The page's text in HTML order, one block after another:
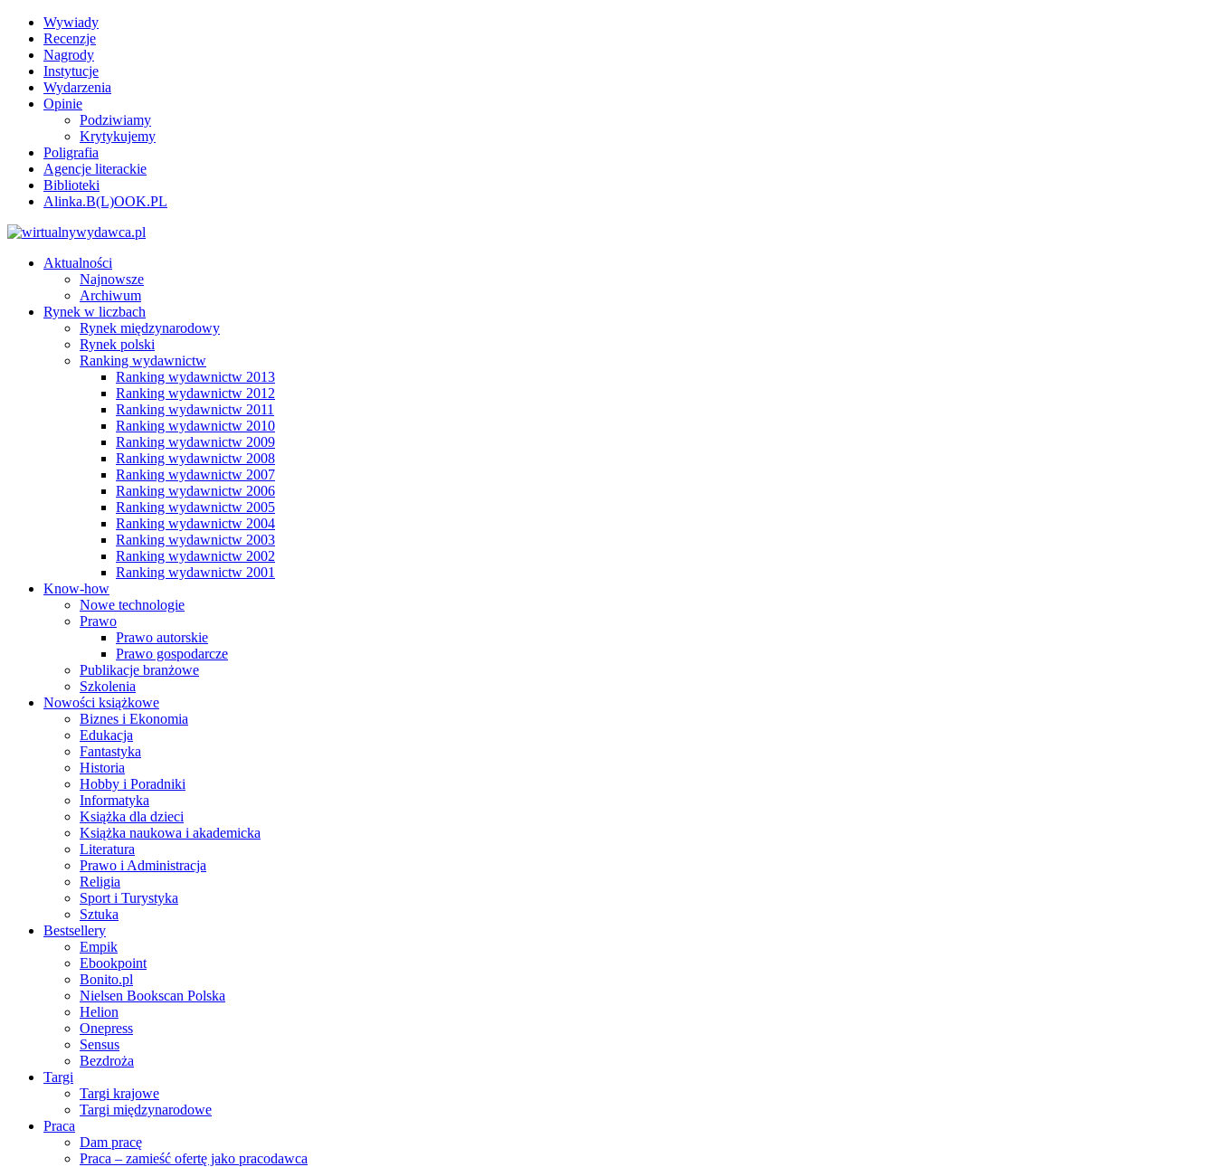
Wywiady
Recenzje
Nagrody
Instytucje
Wydarzenia
Opinie
Podziwiamy
Krytykujemy
Poligrafia
Agencje literackie
Biblioteki
Alinka.B(L)OOK.PL
Aktualności
Najnowsze
Archiwum
Rynek w liczbach
Rynek międzynarodowy
Rynek polski
Ranking wydawnictw
Ranking wydawnictw 2013
Ranking wydawnictw 2012
Ranking wydawnictw 2011
Ranking wydawnictw 2010
Ranking wydawnictw 2009
Ranking wydawnictw 2008
Ranking wydawnictw 2007
Ranking wydawnictw 2006
Ranking wydawnictw 2005
Ranking wydawnictw 2004
Ranking wydawnictw 2003
Ranking wydawnictw 2002
Ranking wydawnictw 2001
Know-how
Nowe technologie
Prawo
Prawo autorskie
Prawo gospodarcze
Publikacje branżowe
Szkolenia
Nowości książkowe
Biznes i Ekonomia
Edukacja
Fantastyka
Historia
Hobby i Poradniki
Informatyka
Książka dla dzieci
Książka naukowa i akademicka
Literatura
Prawo i Administracja
Religia
Sport i Turystyka
Sztuka
Bestsellery
Empik
Ebookpoint
Bonito.pl
Nielsen Bookscan Polska
Helion
Onepress
Sensus
Bezdroża
Targi
Targi krajowe
Targi międzynarodowe
Praca
Dam pracę
Praca – zamieść ofertę jako pracodawca